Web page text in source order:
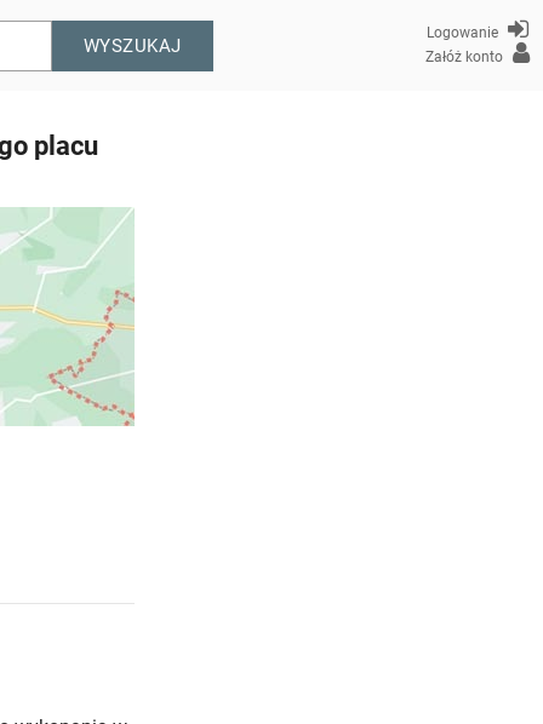
WYSZUKAJ
Logowanie
Załóż konto
placu